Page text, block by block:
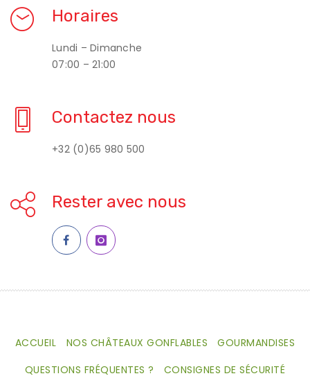
Horaires
Lundi – Dimanche
07:00 – 21:00
Contactez nous
+32 (0)65 980 500
Rester avec nous
ACCUEIL NOS CHÂTEAUX GONFLABLES
GOURMANDISES
QUESTIONS FRÉQUENTES ?
CONSIGNES DE SÉCURITÉ